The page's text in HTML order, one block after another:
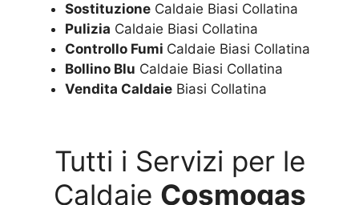
Sostituzione Caldaie Biasi Collatina
Pulizia Caldaie Biasi Collatina
Controllo Fumi Caldaie Biasi Collatina
Bollino Blu Caldaie Biasi Collatina
Vendita Caldaie Biasi Collatina
Tutti i Servizi per le
Caldaie Cosmogas